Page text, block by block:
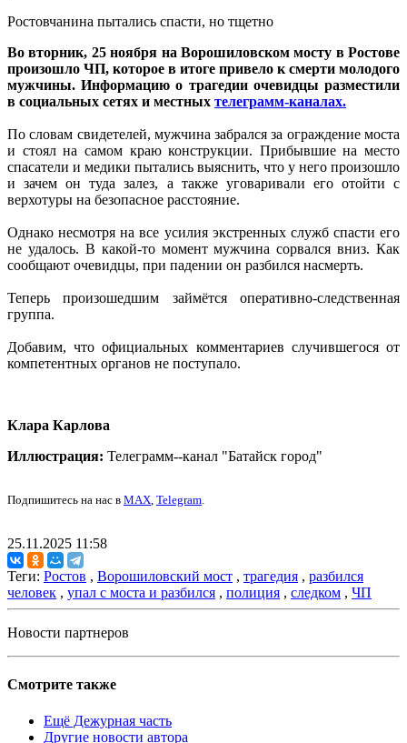
Ростовчанина пытались спасти, но тщетно
Во вторник, 25 ноября на Ворошиловском мосту в Ростове
произошло ЧП, которое в итоге привело к смерти молодого
мужчины. Информацию о трагедии очевидцы разместили
в социальных сетях и местных телеграмм-каналах.
По словам свидетелей, мужчина забрался за ограждение моста
и стоял на самом краю конструкции. Прибывшие на место
спасатели и медики пытались выяснить, что у него произошло
и зачем он туда залез, а также уговаривали его отойти с
верхотуры на безопасное расстояние.
Однако несмотря на все усилия экстренных служб спасти его
не удалось. В какой-то момент мужчина сорвался вниз. Как
сообщают очевидцы, при падении он разбился насмерть.
Теперь произошедшим займётся оперативно-следственная
группа.
Добавим, что официальных комментариев случившегося от
компетентных органов не поступало.
Клара Карлова
Иллюстрация: Телеграмм--канал "Батайск город"
Подпишитесь на нас в MAX, Telegram.
25.11.2025 11:58
Теги: Ростов , Ворошиловский мост , трагедия , разбился
человек , упал с моста и разбился , полиция , следком , ЧП
Новости партнеров
Смотрите также
Ещё Дежурная часть
Другие новости автора